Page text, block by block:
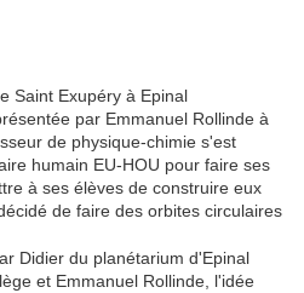
Exupéry à Epinal
par Emmanuel Rollinde à
de physique-chimie s'est
humain EU-HOU pour faire ses
à ses élèves de construire eux
de faire des orbites circulaires
Didier du planétarium d'Epinal
et Emmanuel Rollinde, l'idée